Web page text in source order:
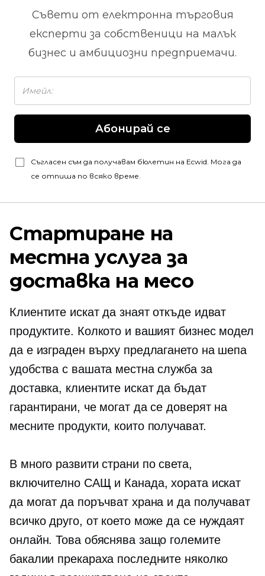
Съвети от електронна търговия
експерти за собственици на малък
бизнес и амбициозни предприемачи.
Абонирай се
Съгласен съм да получавам бюлетин на Ecwid. Мога да
се отпиша по всяко време.
Стартиране на
местна услуга за
доставка на месо
Клиентите искат да знаят откъде идват
продуктите. Колкото и вашият бизнес модел
да е изграден върху предлагането на шепа
удобства с вашата местна служба за
доставка, клиентите искат да бъдат
гарантирани, че могат да се доверят на
месните продукти, които получават.
В много развити страни по света,
включително САЩ и Канада, хората искат
да могат да поръчват храна и да получават
всичко друго, от което може да се нуждаят
онлайн. Това обяснява защо големите
бакалии прекараха последните няколко